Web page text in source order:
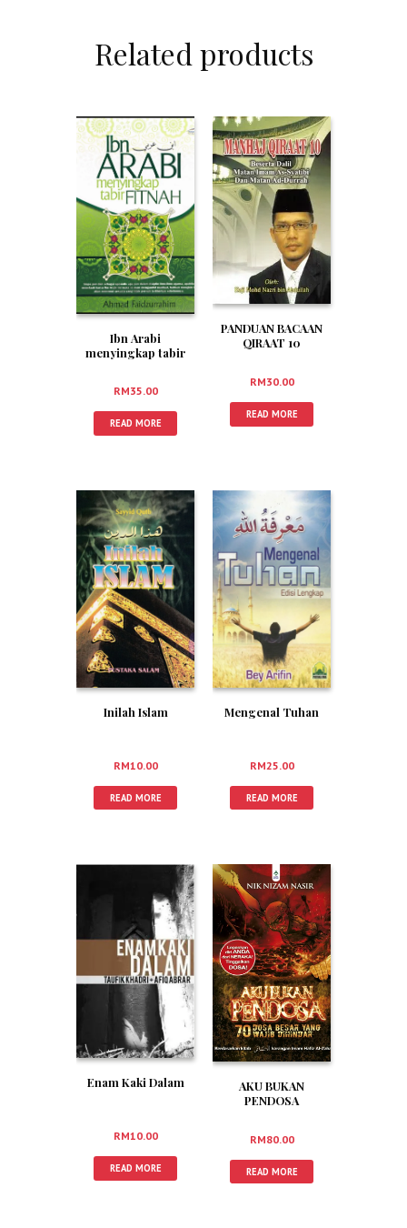
Related products
Ibn Arabi
menyingkap tabir
RM35.00
READ MORE
PANDUAN BACAAN
QIRAAT 10
DURRAH
RM30.00
READ MORE
Inilah Islam
RM10.00
READ MORE
Mengenal Tuhan
RM25.00
READ MORE
Enam Kaki Dalam
RM10.00
READ MORE
AKU BUKAN
PENDOSA
RM80.00
READ MORE